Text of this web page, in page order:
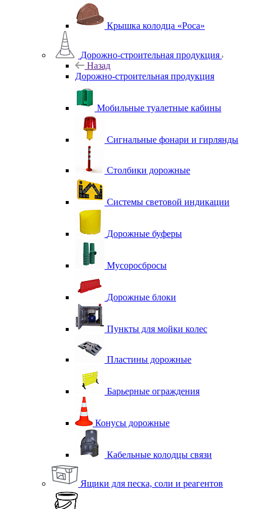
Крышка колодца «Роса»
Дорожно-строительная продукция
Назад
Дорожно-строительная продукция
Мобильные туалетные кабины
Сигнальные фонари и гирлянды
Столбики дорожные
Системы световой индикации
Дорожные буферы
Мусоросбросы
Дорожные блоки
Пункты для мойки колес
Пластины дорожные
Барьерные ограждения
Конусы дорожные
Кабельные колодцы связи
Ящики для песка, соли и реагентов